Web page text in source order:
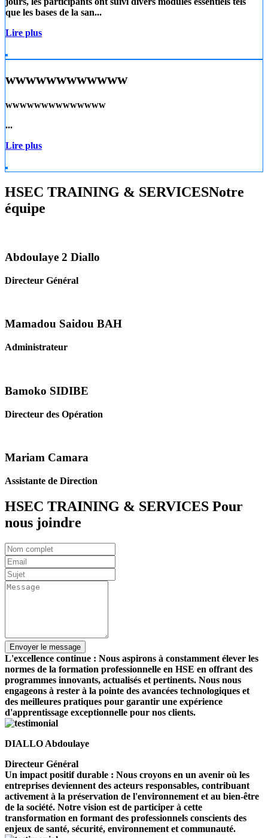
que les bases de la san...
Lire plus
wwwwwwwwwwww
wwwwwwwwwwwwww
...
Lire plus
HSEC TRAINING & SERVICESNotre
équipe
Abdoulaye 2 Diallo
Directeur Général
Mamadou Saidou BAH
Administrateur
Bamoko SIDIBE
Directeur des Opération
Mariam Camara
Assistante de Direction
HSEC TRAINING & SERVICES Pour
nous joindre
L'excellence continue : Nous aspirons à constamment élever les
normes de la formation professionnelle en HSE en offrant des
programmes innovants, actualisés et pertinents. Nous nous
engageons à rester à la pointe des avancées technologiques et
des meilleures pratiques pour garantir une expérience
d'apprentissage exceptionnelle pour nos clients.
DIALLO Abdoulaye
Directeur Général
Un impact positif durable : Nous croyons en un avenir où les
entreprises deviennent des acteurs responsables, contribuant
activement à la préservation de l'environnement et au bien-être
de la société. Notre vision est de participer à cette
transformation en formant des professionnels conscients des
enjeux de santé, sécurité, environnement et communauté.